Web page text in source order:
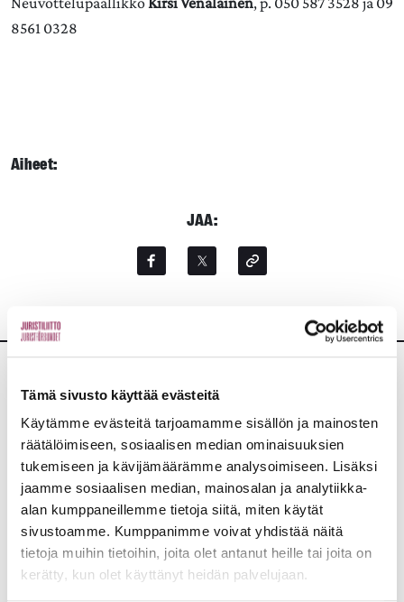
Tämä sivusto käyttää evästeitä
Käytämme evästeitä tarjoamamme sisällön ja mainosten
räätälöimiseen, sosiaalisen median ominaisuuksien
tukemiseen ja kävijämäärämme analysoimiseen. Lisäksi
jaamme sosiaalisen median, mainosalan ja analytiikka-
alan kumppaneillemme tietoja siitä, miten käytät
sivustoamme. Kumppanimme voivat yhdistää näitä
tietoja muihin tietoihin, joita olet antanut heille tai joita on
kerätty, kun olet käyttänyt heidän palvelujaan.
8561 0328
Aiheet:
JAA:
Lisää uutisia
KAIKKI UUTISET
Uutiset 4.8.2026
YTN: Tietoa AMK-alan lakosta
Työmarkkinat